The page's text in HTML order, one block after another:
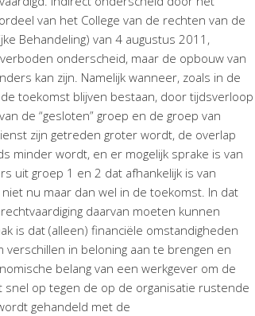
van het College van de rechten van de
Behandeling) van 4 augustus 2011,
onderscheid, maar de opbouw van
kan zijn. Namelijk wanneer, zoals in de
toekomst blijven bestaan, door tijdsverloop
de “gesloten” groep en de groep van
zijn getreden groter wordt, de overlap
minder wordt, en er mogelijk sprake is van
uit groep 1 en 2 dat afhankelijk is van
nu maar dan wel in de toekomst. In dat
daarvan moeten kunnen
is dat (alleen) financiële omstandigheden
in beloning aan te brengen en
belang van een werkgever om de
op tegen de op de organisatie rustende
gehandeld met de